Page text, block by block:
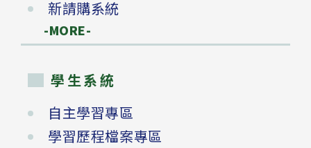
新請購系統
-MORE-
學生系統
自主學習專區
學習歷程檔案專區